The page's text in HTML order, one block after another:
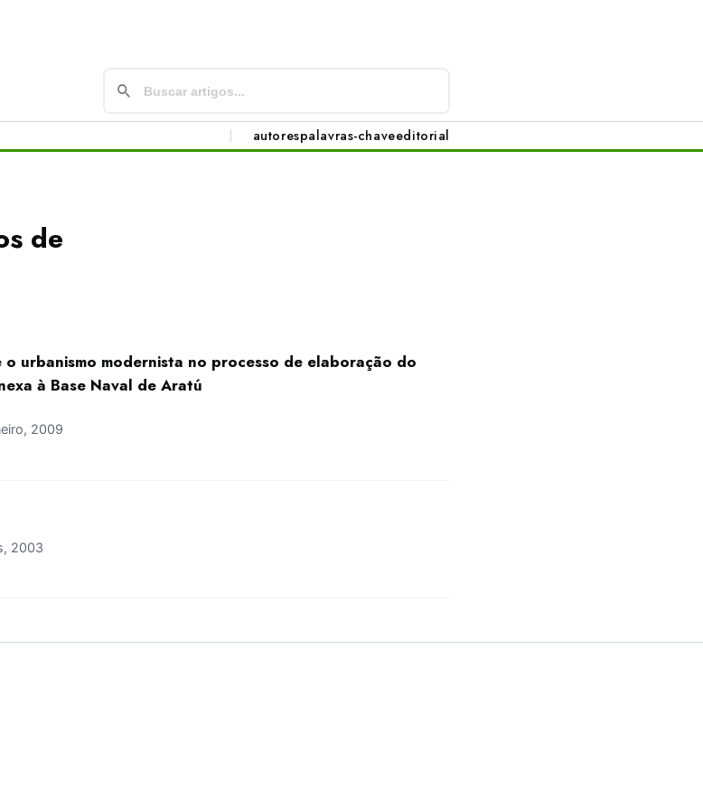
autorespalavras-chaveeditorial
de
urbanismo modernista no processo de elaboração do
à Base Naval de Aratú
2009
2003